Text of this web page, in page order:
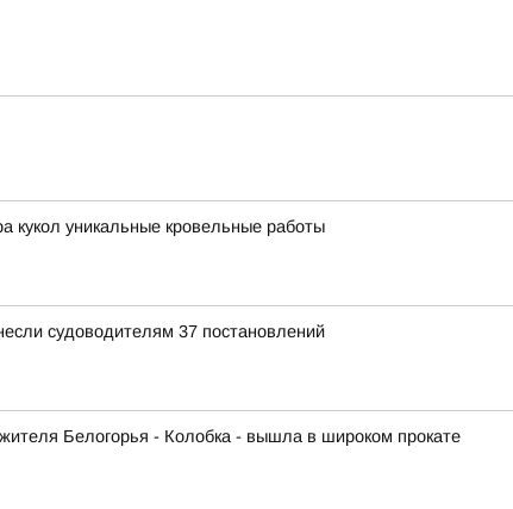
кукол уникальные кровельные работы
судоводителям 37 постановлений
Белогорья - Колобка - вышла в широком прокате